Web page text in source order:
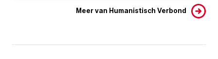
Meer van Humanistisch Verbond